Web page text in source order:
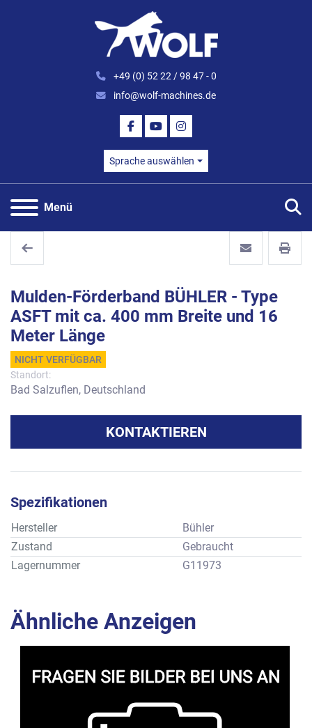
+49 (0) 52 22 / 98 47 - 0
info@wolf-machines.de
FACEBOOK
YOUTUBEINSTAGRAM
Sprache auswählen
Menü
Mulden-Förderband BÜHLER - Type
ASFT mit ca. 400 mm Breite und 16
Meter Länge
NICHT VERFÜGBAR
Standort:
Bad Salzuflen, Deutschland
KONTAKTIEREN
Spezifikationen
Hersteller
Bühler
Zustand
Gebraucht
Lagernummer
G11973
Ähnliche Anzeigen